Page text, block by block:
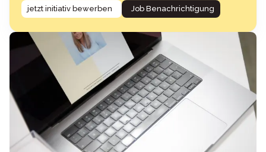
jetzt initiativ bewerben Job Benachrichtigung